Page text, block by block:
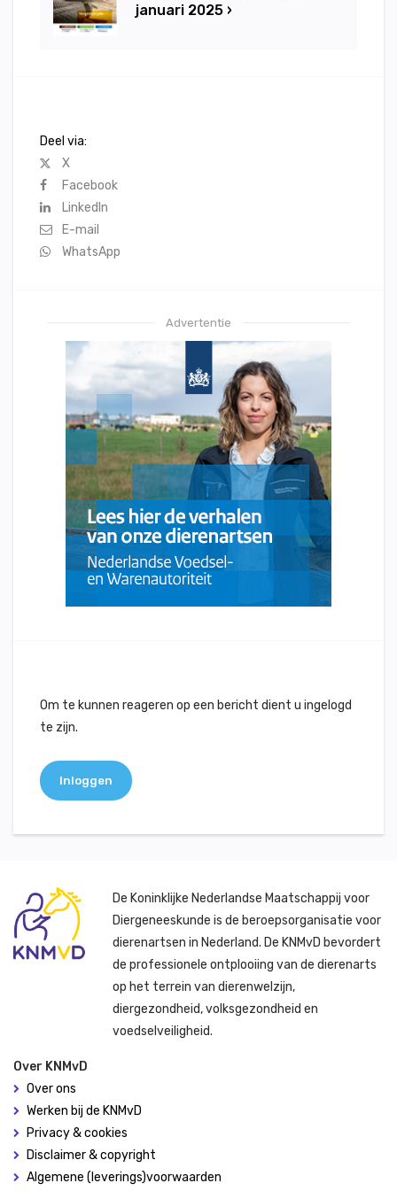
januari 2025 ›
Deel via:
X
Facebook
LinkedIn
E-mail
WhatsApp
Advertentie
Om te kunnen reageren op een bericht dient u ingelogd
te zijn.
Inloggen
De Koninklijke Nederlandse Maatschappij voor
Diergeneeskunde is de beroepsorganisatie voor
dierenartsen in Nederland. De KNMvD bevordert
de professionele ontplooiing van de dierenarts
op het terrein van dierenwelzijn,
diergezondheid, volksgezondheid en
voedselveiligheid.
Over KNMvD
Over ons
Werken bij de KNMvD
Privacy & cookies
Disclaimer & copyright
Algemene (leverings)voorwaarden